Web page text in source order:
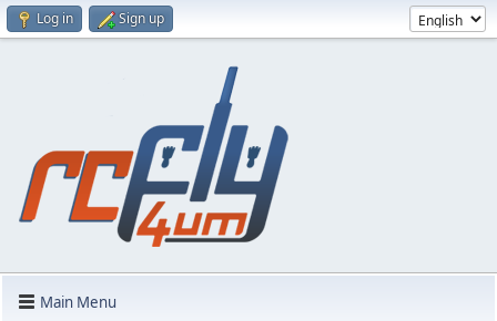
Log in Sign up
Main Menu